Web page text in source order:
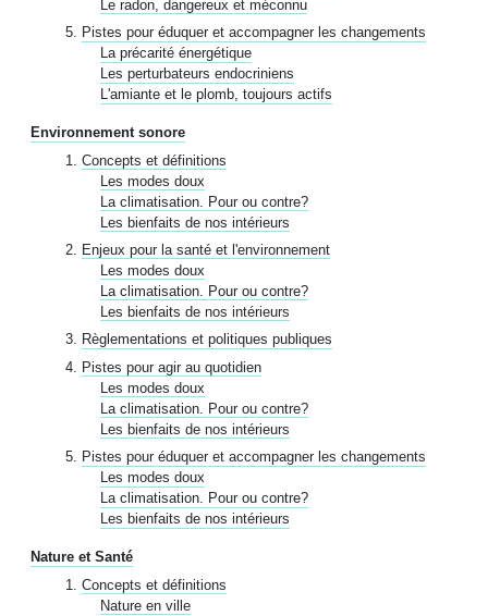
Le radon, dangereux et méconnu
Pistes pour éduquer et accompagner les changements
La précarité énergétique
Les perturbateurs endocriniens
L'amiante et le plomb, toujours actifs
Environnement sonore
Concepts et définitions
Les modes doux
La climatisation. Pour ou contre?
Les bienfaits de nos intérieurs
Enjeux pour la santé et l'environnement
Les modes doux
La climatisation. Pour ou contre?
Les bienfaits de nos intérieurs
Règlementations et politiques publiques
Pistes pour agir au quotidien
Les modes doux
La climatisation. Pour ou contre?
Les bienfaits de nos intérieurs
Pistes pour éduquer et accompagner les changements
Les modes doux
La climatisation. Pour ou contre?
Les bienfaits de nos intérieurs
Nature et Santé
Concepts et définitions
Nature en ville